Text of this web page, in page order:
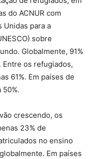
do ACNUR com
Unidas para a
sobre
Globalmente, 91%
Entre os refugiados,
61%. Em países de
crescendo, os
23% de
no ensino
Em países